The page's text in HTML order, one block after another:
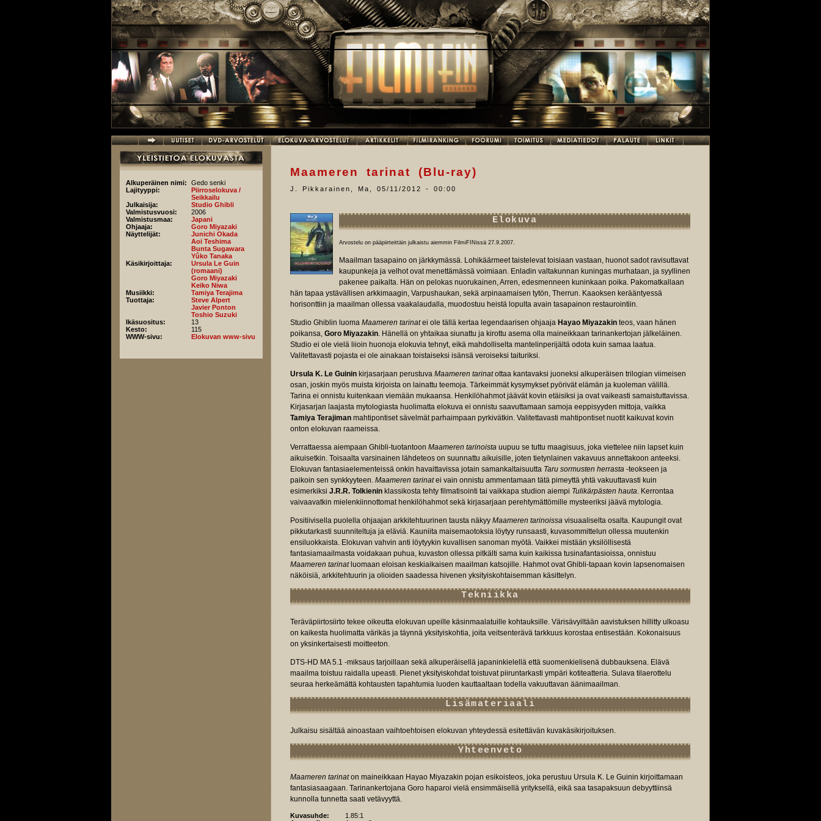
Alkuperäinen nimi:
Gedo senki
Lajityyppi:
Piirroselokuva /
Seikkailu
Julkaisija:
Studio Ghibli
Valmistusvuosi:
2006
Valmistusmaa:
Japani
Ohjaaja:
Goro Miyazaki
Näyttelijät:
Junichi Okada
Aoi Teshima
Bunta Sugawara
Yûko Tanaka
Käsikirjoittaja:
Ursula Le Guin
(romaani)
Goro Miyazaki
Keiko Niwa
Musiikki:
Tamiya Terajima
Tuottaja:
Steve Alpert
Javier Ponton
Toshio Suzuki
Ikäsuositus:
13
Kesto:
115
WWW-sivu:
Elokuvan www-sivu
Maameren tarinat (Blu-ray)
J. Pikkarainen Ma, 05/11/2012 - 00:00
Elokuva
Arvostelu on pääpiirteittäin julkaistu aiemmin FilmiFINissä 27.9.2007.
Maailman tasapaino on järkkymässä. Lohikäärmeet taistelevat toisiaan vastaan, huonot sadot ravisuttavat
kaupunkeja ja velhot ovat menettämässä voimiaan. Enladin valtakunnan kuningas murhataan, ja syyllinen
pakenee paikalta. Hän on pelokas nuorukainen, Arren, edesmenneen kuninkaan poika. Pakomatkallaan
hän tapaa ystävällisen arkkimaagin, Varpushaukan, sekä arpinaamaisen tytön, Therrun. Kaaoksen kerääntyessä
horisonttiin ja maailman ollessa vaakalaudalla, muodostuu heistä lopulta avain tasapainon restaurointiin.
Studio Ghiblin luoma Maameren tarinatei ole tällä kertaa legendaarisen ohjaaja Hayao Miyazakin teos, vaan hänen
poikansa, Goro Miyazakin. Hänellä on yhtaikaa siunattu ja kirottu asema olla maineikkaan tarinankertojan jälkeläinen.
Studio ei ole vielä liioin huonoja elokuvia tehnyt, eikä mahdolliselta mantelinperijältä odota kuin samaa laatua.
Valitettavasti pojasta ei ole ainakaan toistaiseksi isänsä veroiseksi taituriksi.
Ursula K. Le Guinin kirjasarjaan perustuva Maameren tarinatottaa kantavaksi juoneksi alkuperäisen trilogian viimeisen
osan, joskin myös muista kirjoista on lainattu teemoja. Tärkeimmät kysymykset pyörivät elämän ja kuoleman välillä.
Tarina ei onnistu kuitenkaan viemään mukaansa. Henkilöhahmot jäävät kovin etäisiksi ja ovat vaikeasti samaistuttavissa.
Kirjasarjan laajasta mytologiasta huolimatta elokuva ei onnistu saavuttamaan samoja eeppisyyden mittoja, vaikka
Tamiya Terajiman mahtipontiset sävelmät parhaimpaan pyrkivätkin. Valitettavasti mahtipontiset nuotit kaikuvat kovin
onton elokuvan raameissa.
Verrattaessa aiempaan Ghibli-tuotantoon Maameren tarinoista uupuu se tuttu maagisuus, joka viettelee niin lapset kuin
aikuisetkin. Toisaalta varsinainen lähdeteos on suunnattu aikuisille, joten tietynlainen vakavuus annettakoon anteeksi.
Elokuvan fantasiaelementeissä onkin havaittavissa jotain samankaltaisuutta Taru sormusten herrasta -teokseen ja
paikoin sen synkkyyteen. Maameren tarinatei vain onnistu ammentamaan tätä pimeyttä yhtä vakuuttavasti kuin
esimerkiksi J.R.R. Tolkienin klassikosta tehty filmatisointi tai vaikkapa studion aiempi Tulikärpästen hauta. Kerrontaa
vaivaavatkin mielenkiinnottomat henkilöhahmot sekä kirjasarjaan perehtymättömille mysteeriksi jäävä mytologia.
Positiivisella puolella ohjaajan arkkitehtuurinen tausta näkyy Maameren tarinoissa visuaaliselta osalta. Kaupungit ovat
pikkutarkasti suunniteltuja ja eläviä. Kauniita maisemaotoksia löytyy runsaasti, kuvasommittelun ollessa muutenkin
ensiluokkaista. Elokuvan vahvin anti löytyykin kuvallisen sanoman myötä. Vaikkei mistään yksilöllisestä
fantasiamaailmasta voidakaan puhua, kuvaston ollessa pitkälti sama kuin kaikissa tusinafantasioissa, onnistuu
Maameren tarinatluomaan eloisan keskiaikaisen maailman katsojille. Hahmot ovat Ghibli-tapaan kovin lapsenomaisen
näköisiä, arkkitehtuurin ja olioiden saadessa hivenen yksityiskohtaisemman käsittelyn.
Tekniikka
Teräväpiirtosiirto tekee oikeutta elokuvan upeille käsinmaalatuille kohtauksille. Värisävyiltään aavistuksen hillitty ulkoasu
on kaikesta huolimatta värikäs ja täynnä yksityiskohtia, joita veitsenterävä tarkkuus korostaa entisestään. Kokonaisuus
on yksinkertaisesti moitteeton.
DTS-HD MA 5.1 -miksaus tarjoillaan sekä alkuperäisellä japaninkielellä että suomenkielisenä dubbauksena. Elävä
maailma toistuu raidalla upeasti. Pienet yksityiskohdat toistuvat piiruntarkasti ympäri kotiteatteria. Sulava tilaerottelu
seuraa herkeämättä kohtausten tapahtumia luoden kauttaaltaan todella vakuuttavan äänimaailman.
Lisämateriaali
Julkaisu sisältää ainoastaan vaihtoehtoisen elokuvan yhteydessä esitettävän kuvakäsikirjoituksen.
Yhteenveto
Maameren tarinaton maineikkaan Hayao Miyazakin pojan esikoisteos, joka perustuu Ursula K. Le Guinin kirjoittamaan
fantasiasaagaan. Tarinankertojana Goro haparoi vielä ensimmäisellä yrityksellä, eikä saa tasapaksuun debyyttiinsä
kunnolla tunnetta saati vetävyyttä.
Kuvasuhde:
1.85:1